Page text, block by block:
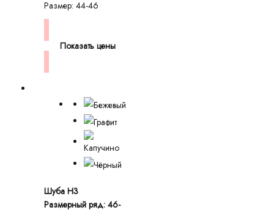
Размер: 44-46
Показать цены
Шуба H3
Размерный ряд: 46-